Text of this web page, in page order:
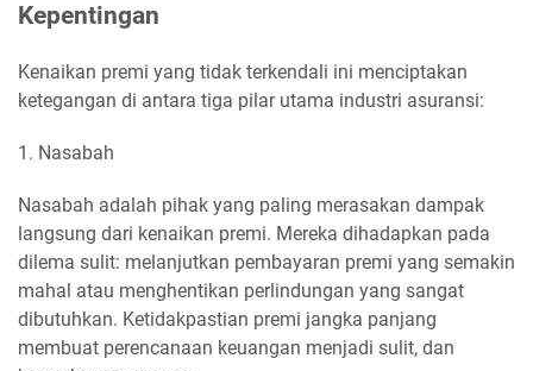
Kepentingan
Kenaikan premi yang tidak terkendali ini menciptakan
ketegangan di antara tiga pilar utama industri asuransi:
1. Nasabah
Nasabah adalah pihak yang paling merasakan dampak
langsung dari kenaikan premi. Mereka dihadapkan pada
dilema sulit: melanjutkan pembayaran premi yang semakin
mahal atau menghentikan perlindungan yang sangat
dibutuhkan. Ketidakpastian premi jangka panjang
membuat perencanaan keuangan menjadi sulit, dan